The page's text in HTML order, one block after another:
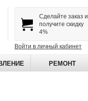
Сделайте заказ и
получите скидку
4%
Войти в личный кабинет
РЕМОНТ